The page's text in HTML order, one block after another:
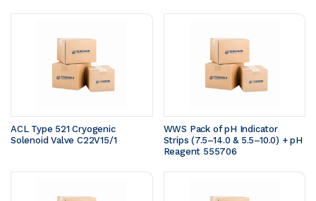
ACL Type 521 Cryogenic
Solenoid Valve C22V15/1
WWS Pack of pH Indicator
Strips (7.5–14.0 & 5.5–10.0) + pH
Reagent 555706